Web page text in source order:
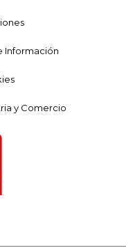
Información
y Comercio